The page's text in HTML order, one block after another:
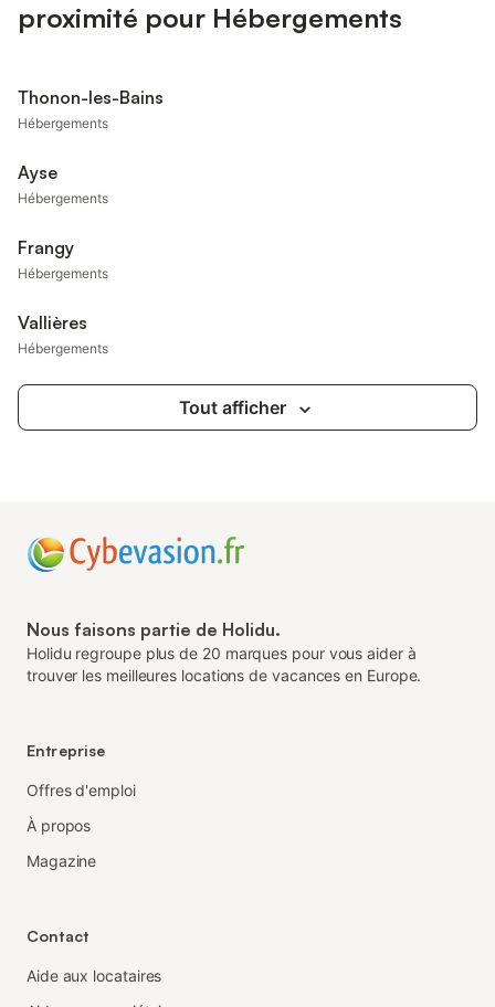
proximité pour Hébergements
Thonon-les-Bains
Hébergements
Ayse
Hébergements
Frangy
Hébergements
Vallières
Hébergements
Tout afficher
Nous faisons partie de Holidu.
Holidu regroupe plus de 20 marques pour vous aider à
trouver les meilleures locations de vacances en Europe.
Entreprise
Offres d'emploi
À propos
Magazine
Contact
Aide aux locataires